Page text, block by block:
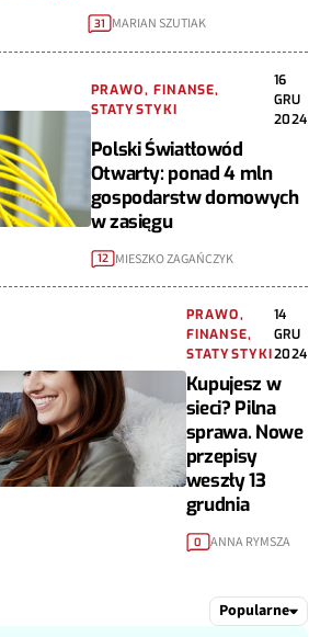
31 MARIAN SZUTIAK
PRAWO, FINANSE,
STATYSTYKI
16
GRU
2024
Polski Światłowód
Otwarty: ponad 4 mln
gospodarstw domowych
w zasięgu
12 MIESZKO ZAGAŃCZYK
PRAWO,
FINANSE,
STATYSTYKI
14
GRU
2024
Kupujesz w
sieci? Pilna
sprawa. Nowe
przepisy
weszły 13
grudnia
0 ANNA RYMSZA
Popularne